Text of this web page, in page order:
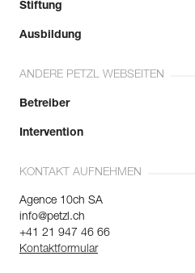
Stiftung
Ausbildung
ANDERE PETZL WEBSEITEN
Betreiber
Intervention
KONTAKT AUFNEHMEN
Agence 10ch SA
info@petzl.ch
+41 21 947 46 66
Kontaktformular